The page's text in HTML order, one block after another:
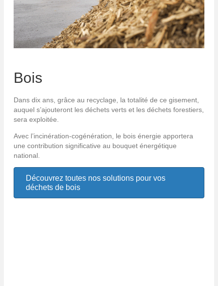
Bois
Dans dix ans, grâce au recyclage, la totalité de ce gisement,
auquel s’ajouteront les déchets verts et les déchets forestiers,
sera exploitée.
Avec l’incinération-cogénération, le bois énergie apportera
une contribution significative au bouquet énergétique
national.
Découvrez toutes nos solutions pour vos
déchets de bois